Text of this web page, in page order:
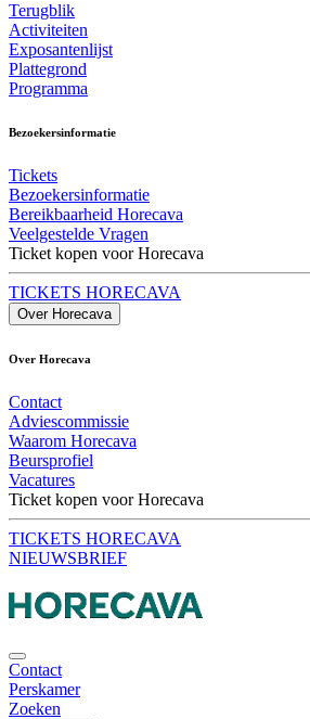
Terugblik
Activiteiten
Exposantenlijst
Plattegrond
Programma
Bezoekersinformatie
Tickets
Bezoekersinformatie
Bereikbaarheid Horecava
Veelgestelde Vragen
Ticket kopen voor Horecava
TICKETS HORECAVA
Over Horecava
Over Horecava
Contact
Adviescommissie
Waarom Horecava
Beursprofiel
Vacatures
Ticket kopen voor Horecava
TICKETS HORECAVA
NIEUWSBRIEF
Contact
Perskamer
Zoeken